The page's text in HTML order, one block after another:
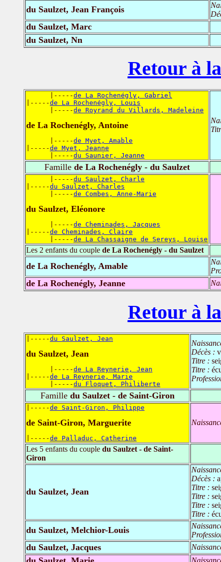
du Saulzet, Jean François
du Saulzet, Marc
du Saulzet, Nn
Retour à
      |-----
de La Rochenégly, Gabriel
|-----de La Rochenégly, Louis
      |-----
de Royrand du Villards, Madeleine
de La Rochenégly, Antoine
      |-----
de Myet, Amable
|-----de Myet, Jeanne
      |-----
du Saunier, Jeanne
Famillede La Rochenégly - du Saulzet
      |-----
du Saulzet, Charle
|-----du Saulzet, Charles
      |-----
de Combes, Anne-Marie
du Saulzet, Eléonore
      |-----
de Cheminades, Jacques
|-----de Cheminades, Claire
      |-----
de La Chassaigne de Sereys, Louise
Les 2 enfants du couple de La Rochenégly - du Saulzet
de La Rochenégly, Amable
de La Rochenégly, Jeanne
Retour à
|-----du Saulzet, Jean
du Saulzet, Jean
      |-----
de La Reynerie, Jean
|-----de La Reynerie, Marie
      |-----
du Floquet, Philiberte
Décès :
Titre :
Titre :
Familledu Saulzet - de Saint-Giron
|-----de Saint-Giron, Philippe
de Saint-Giron, Marguerite
|-----de Palladuc, Catherine
Les 5 enfants du couple du Saulzet - de Saint-
Giron
du Saulzet, Jean
Décès :
Titre :
Titre :
Titre :
Titre :
du Saulzet, Melchior-Louis
du Saulzet, Jacques